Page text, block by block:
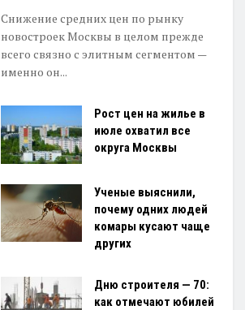
Снижение средних цен по рынку
новостроек Москвы в целом прежде
всего связно с элитным сегментом —
именно он...
Рост цен на жилье в
июле охватил все
округа Москвы
Ученые выяснили,
почему одних людей
комары кусают чаще
других
Дню строителя — 70:
как отмечают юбилей